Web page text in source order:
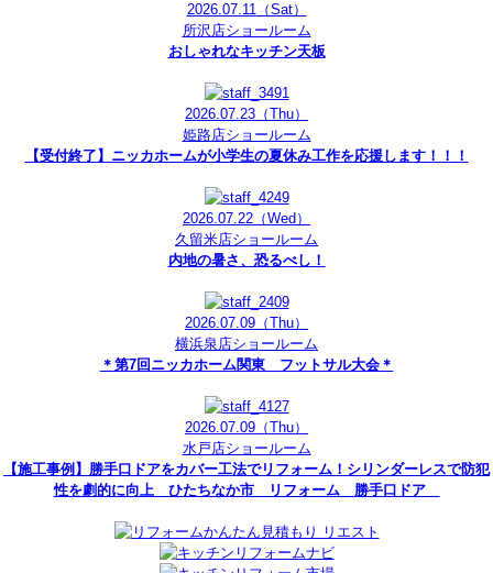
2026.07.11（Sat）
所沢店ショールーム
おしゃれなキッチン天板
2026.07.23 （Thu）
姫路店ショールーム
【受付終了】ニッカホームが小学生の夏休み工作を応援します！！！
2026.07.22 （Wed）
久留米店ショールーム
内地の暑さ、恐るべし！
2026.07.09 （Thu）
横浜泉店ショールーム
＊第7回ニッカホーム関東 フットサル大会＊
2026.07.09 （Thu）
水戸店ショールーム
【施工事例】勝手口ドアをカバー工法でリフォーム！シリンダーレスで防犯
性を劇的に向上 ひたちなか市 リフォーム 勝手口ドア